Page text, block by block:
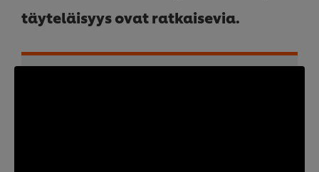
täyteläisyys ovat ratkaisevia.